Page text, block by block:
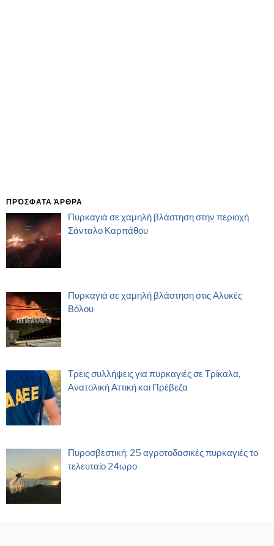
ΠΡΌΣΦΑΤΑ ΆΡΘΡΑ
Πυρκαγιά σε χαμηλή βλάστηση στην περιοχή
Σάνταλο Καρπάθου
Πυρκαγιά σε χαμηλή βλάστηση στις Αλυκές
Βόλου
Τρεις συλλήψεις για πυρκαγιές σε Τρίκαλα,
Ανατολική Αττική και Πρέβεζα
Πυροσβεστική: 25 αγροτοδασικές πυρκαγιές το
τελευταίο 24ωρο